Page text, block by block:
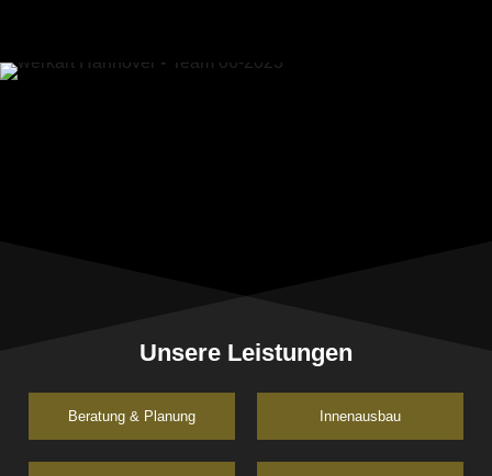
Unsere Leistungen
Beratung & Planung Innenausbau